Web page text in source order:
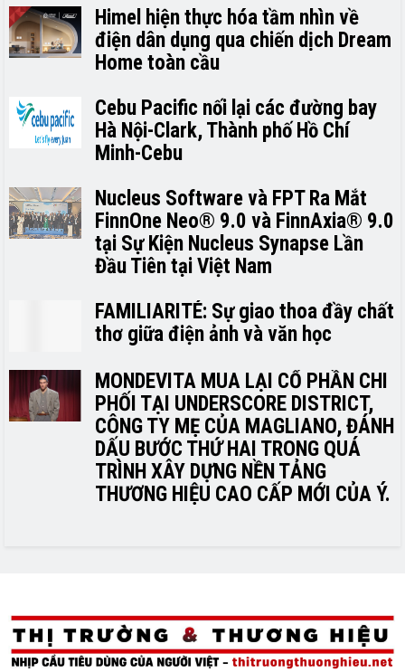
Himel hiện thực hóa tầm nhìn về
điện dân dụng qua chiến dịch Dream
Home toàn cầu
Cebu Pacific nối lại các đường bay
Hà Nội-Clark, Thành phố Hồ Chí
Minh-Cebu
Nucleus Software và FPT Ra Mắt
FinnOne Neo® 9.0 và FinnAxia® 9.0
tại Sự Kiện Nucleus Synapse Lần
Đầu Tiên tại Việt Nam
FAMILIARITÉ: Sự giao thoa đầy chất
thơ giữa điện ảnh và văn học
MONDEVITA MUA LẠI CỔ PHẦN CHI
PHỐI TẠI UNDERSCORE DISTRICT,
CÔNG TY MẸ CỦA MAGLIANO, ĐÁNH
DẤU BƯỚC THỨ HAI TRONG QUÁ
TRÌNH XÂY DỰNG NỀN TẢNG
THƯƠNG HIỆU CAO CẤP MỚI CỦA Ý.